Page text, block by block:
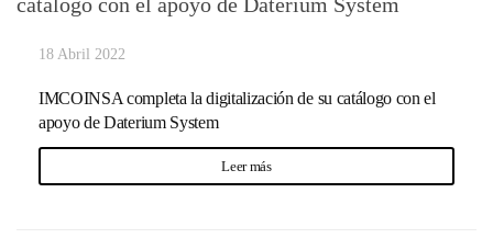
18 Abril 2022
IMCOINSA completa la digitalización de su catálogo con el
apoyo de Daterium System
Leer más